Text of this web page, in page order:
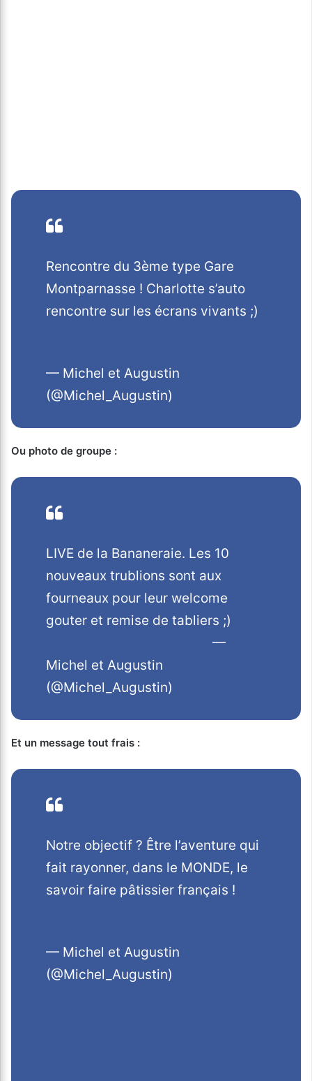
Rencontre du 3ème type Gare
Montparnasse ! Charlotte s’auto
rencontre sur les écrans vivants ;)
— Michel et Augustin
(@Michel_Augustin)
Ou photo de groupe :
LIVE de la Bananeraie. Les 10
nouveaux trublions sont aux
fourneaux pour leur welcome
gouter et remise de tabliers ;)
—
Michel et Augustin
(@Michel_Augustin)
Et un message tout frais :
Notre objectif ? Être l’aventure qui
fait rayonner, dans le MONDE, le
savoir faire pâtissier français !
— Michel et Augustin
(@Michel_Augustin)